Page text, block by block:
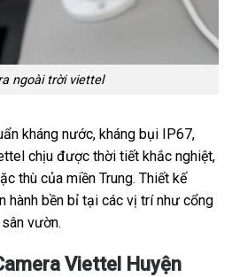
ngoài trời viettel
kháng nước, kháng bụi IP67,
chịu được thời tiết khắc nghiệt,
thù của miền Trung. Thiết kế
hành bền bỉ tại các vị trí như cổng
vườn.
Viettel Huyện